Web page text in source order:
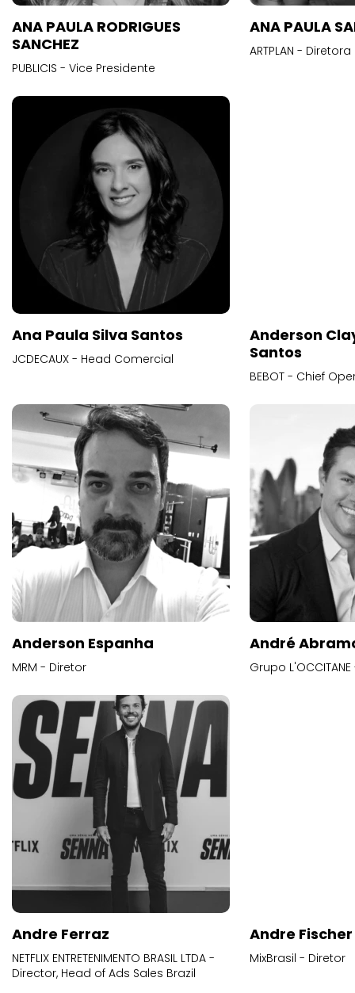
ANA PAULA RODRIGUES
SANCHEZ
PUBLICIS - Vice Presidente
ANA PAULA
ARTPLAN -
Ana Paula Silva Santos
JCDECAUX - Head Comercial
Anderson Espanha
MRM - Diretor
André
Grupo
Andre Ferraz
NETFLIX ENTRETENIMENTO BRASIL LTDA -
Director, Head of Ads Sales Brazil
MixBrasil - Diretor